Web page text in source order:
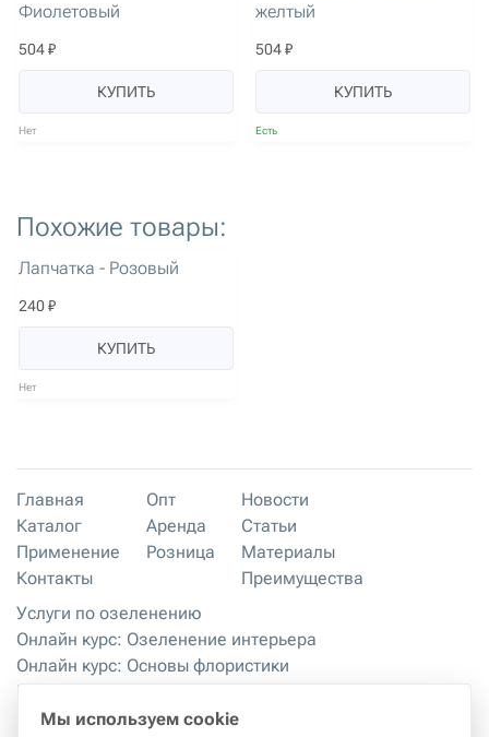
Фиолетовый
504 ₽
КУПИТЬ
Нет
желтый
504 ₽
КУПИТЬ
Есть
Похожие товары:
артикул: 2684
Лапчатка - Розовый
240 ₽
КУПИТЬ
Нет
Главная
Каталог
Применение
Контакты
Опт
Аренда
Розница
Новости
Статьи
Материалы
Преимущества
Услуги по озеленению
Онлайн курс: Озеленение интерьера
Онлайн курс: Основы флористики
Правила хранения и эксплуатации
Мы используем cookie